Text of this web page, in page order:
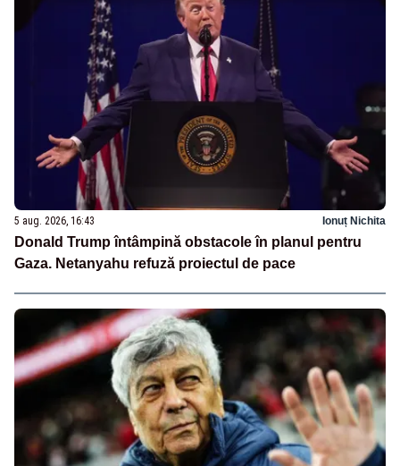
5 aug. 2026, 16:43 Ionuț Nichita
Donald Trump întâmpină obstacole în planul pentru
Gaza. Netanyahu refuză proiectul de pace